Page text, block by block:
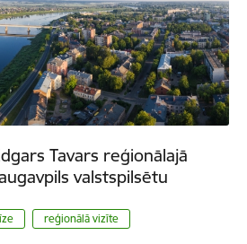
Tavars reģionālajā
valstspilsētu
reģionālā vizīte